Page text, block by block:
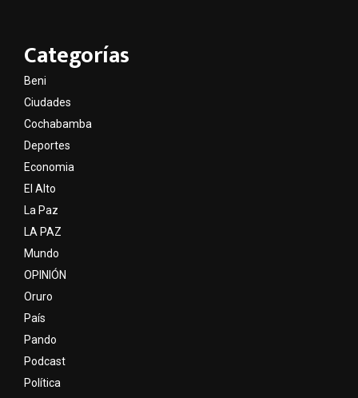
Categorías
Beni
Ciudades
Cochabamba
Deportes
Economia
El Alto
La Paz
LA PAZ
Mundo
OPINIÓN
Oruro
País
Pando
Podcast
Política